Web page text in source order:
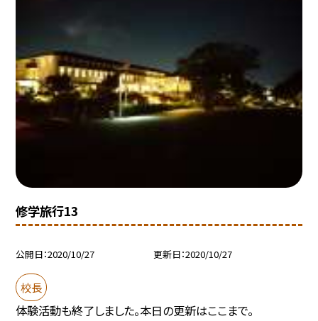
修学旅行13
公開日 2020/10/27 更新日 2020/10/27
校長
体験活動も終了しました。本日の更新はここまで。